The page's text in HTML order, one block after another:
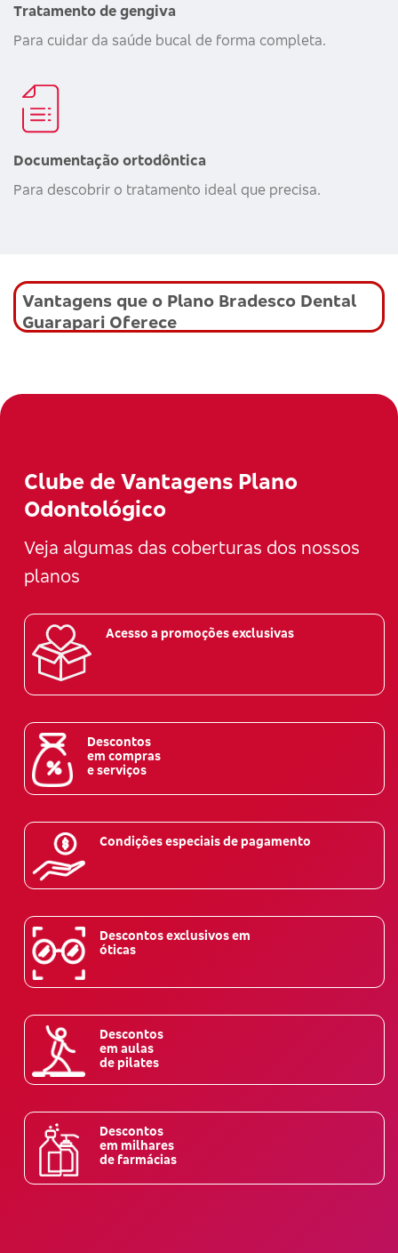
Tratamento de gengiva
Para cuidar da saúde bucal de forma completa.
Documentação ortodôntica
Para descobrir o tratamento ideal que precisa.
Vantagens que o Plano Bradesco Dental
Guarapari Oferece
Clube de Vantagens Plano
Odontológico
Veja algumas das coberturas dos nossos
planos
Acesso a promoções exclusivas
Descontos
em compras
e serviços
Condições especiais de pagamento
Descontos exclusivos em
óticas
Descontos
em aulas
de pilates
Descontos
em milhares
de farmácias